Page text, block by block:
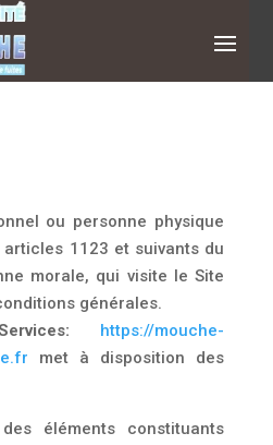
ou personne physique
1123 et suivants du
morale, qui visite le Site
générales.
https://mouche-
met à disposition des
éléments constituants